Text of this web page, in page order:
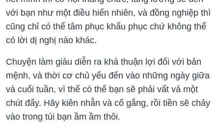
với bạn như một điều hiển nhiên, và đồng nghiệp thì
cũng chỉ có thể tâm phục khẩu phục chứ không thể
có lời dị nghị nào khác.
Chuyện làm giàu diễn ra khá thuận lợi đối với bản
mệnh, và thời cơ chủ yếu đến vào những ngày giữa
và cuối tuần, vì thế có thể bạn sẽ phải vất vả một
chút đấy. Hãy kiên nhẫn và cố gắng, rồi tiền sẽ chảy
vào trong túi bạn ầm ầm thôi.